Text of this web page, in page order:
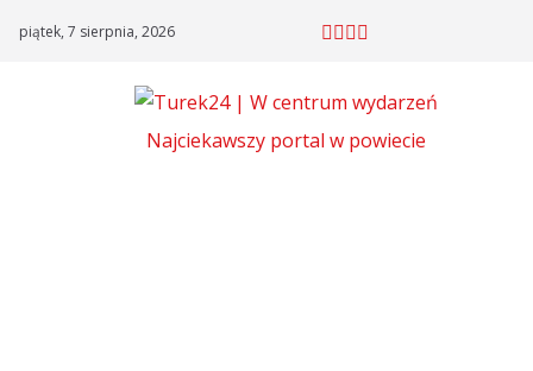
piątek, 7 sierpnia, 2026
Najciekawszy portal w powiecie